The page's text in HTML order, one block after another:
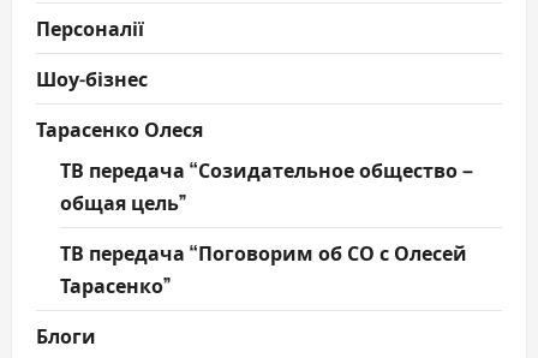
Персоналії
Шоу-бізнес
Тарасенко Олеся
ТВ передача “Созидательное общество –
общая цель”
ТВ передача “Поговорим об СО с Олесей
Тарасенко”
Блоги